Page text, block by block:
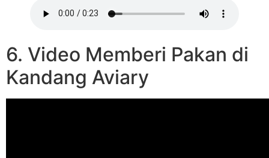
6. Video Memberi Pakan di
Kandang Aviary